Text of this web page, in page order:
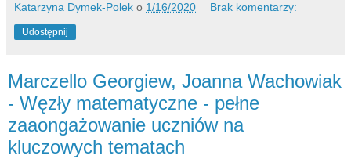
Katarzyna Dymek-Polek o 1/16/2020 Brak komentarzy:
Udostępnij
Marczello Georgiew, Joanna Wachowiak
- Węzły matematyczne - pełne
zaaongażowanie uczniów na
kluczowych tematach